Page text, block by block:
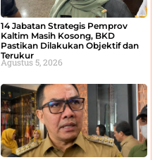
14 Jabatan Strategis Pemprov
Kaltim Masih Kosong, BKD
Pastikan Dilakukan Objektif dan
Terukur
Agustus 5, 2026